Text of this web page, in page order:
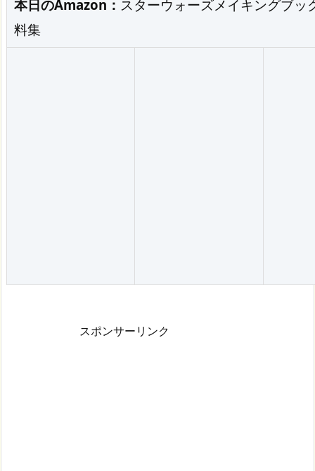
本日のAmazon： スターウォーズメイキングブッ
料集
スポンサーリンク